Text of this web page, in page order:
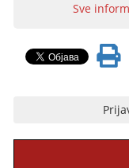
Sve